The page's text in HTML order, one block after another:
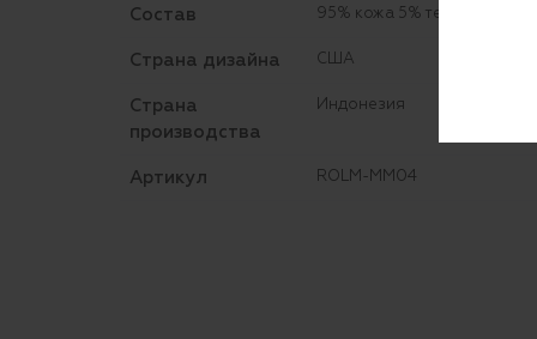
Состав 95% кожа 5% текстиль
Страна дизайна США
Страна
производства
Индонезия
Артикул ROLM-MM04